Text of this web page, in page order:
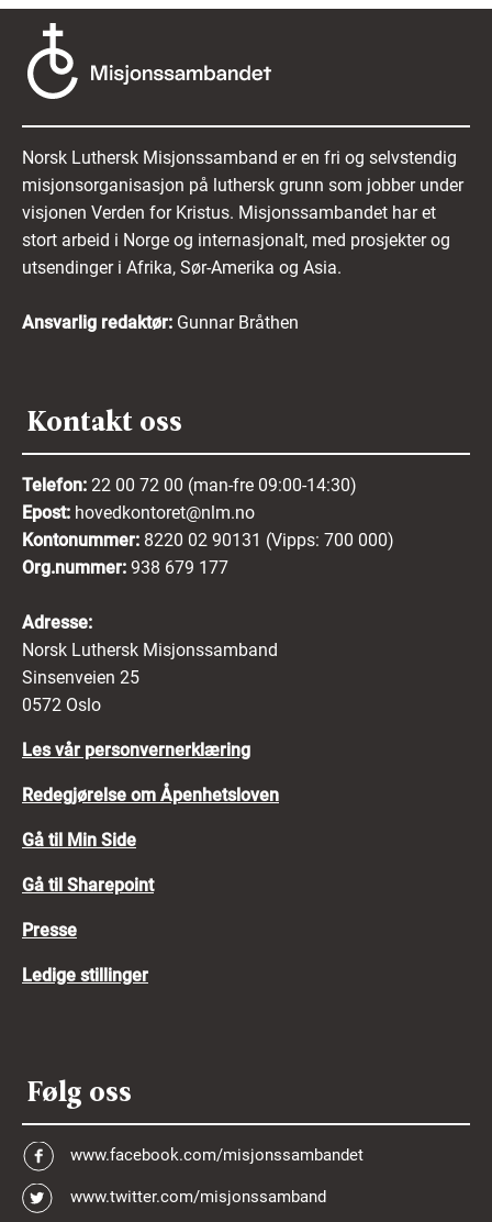
Norsk Luthersk Misjonssamband er en fri og selvstendig
misjonsorganisasjon på luthersk grunn som jobber under
visjonen Verden for Kristus. Misjonssambandet har et
stort arbeid i Norge og internasjonalt, med prosjekter og
utsendinger i Afrika, Sør-Amerika og Asia.
Ansvarlig redaktør: Gunnar Bråthen
Kontakt oss
Telefon: 22 00 72 00 (man-fre 09:00-14:30)
Epost: hovedkontoret@nlm.no
Kontonummer: 8220 02 90131 (Vipps: 700 000)
Org.nummer: 938 679 177
Adresse:
Norsk Luthersk Misjonssamband
Sinsenveien 25
0572 Oslo
Les vår personvernerklæring
Redegjørelse om Åpenhetsloven
Gå til Min Side
Gå til Sharepoint
Presse
Ledige stillinger
Følg oss
www.facebook.com/misjonssambandet
www.twitter.com/misjonssamband